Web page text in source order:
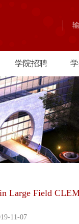
学院招聘
Large Field
11-07